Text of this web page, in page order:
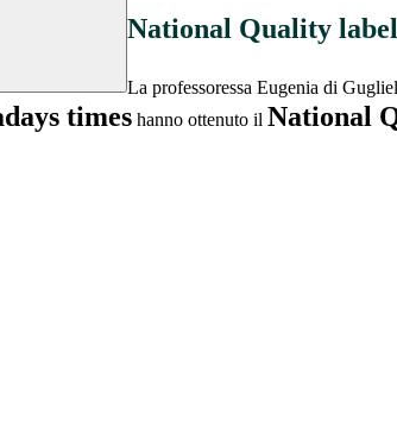
National Quality label
La professoressa Eugenia di
times hanno ottenuto il National